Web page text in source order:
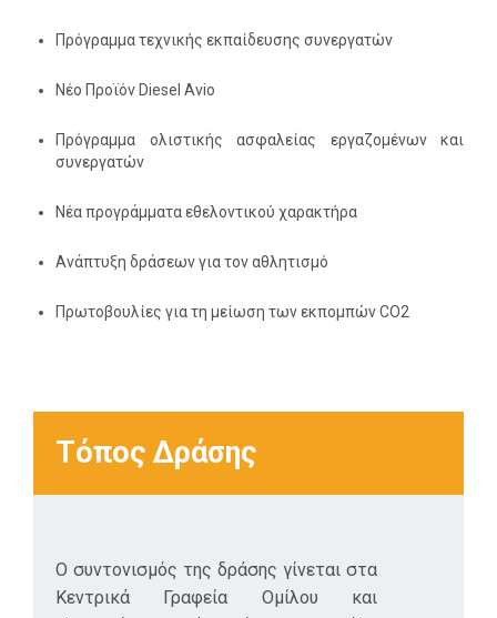
Πρόγραμμα τεχνικής εκπαίδευσης συνεργατών
Νέο Προϊόν Diesel Αvio
Πρόγραμμα ολιστικής ασφαλείας εργαζομένων και
συνεργατών
Νέα προγράμματα εθελοντικού χαρακτήρα
Ανάπτυξη δράσεων για τον αθλητισμό
Πρωτοβουλίες για τη μείωση των εκπομπών CO2
Τόπος Δράσης
Ο συντονισμός της δράσης γίνεται στα
Κεντρικά Γραφεία Ομίλου και